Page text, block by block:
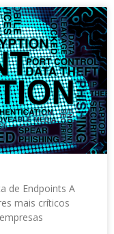
de Endpoints A
mais críticos